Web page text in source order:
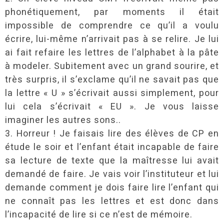
phonétiquement, par moments il était
impossible de comprendre ce qu’il a voulu
écrire, lui-même n’arrivait pas à se relire. Je lui
ai fait refaire les lettres de l’alphabet à la pâte
à modeler. Subitement avec un grand sourire, et
très surpris, il s’exclame qu’il ne savait pas que
la lettre « U » s’écrivait aussi simplement, pour
lui cela s’écrivait « EU ». Je vous laisse
imaginer les autres sons..
3. Horreur ! Je faisais lire des élèves de CP en
étude le soir et l’enfant était incapable de faire
sa lecture de texte que la maîtresse lui avait
demandé de faire. Je vais voir l’instituteur et lui
demande comment je dois faire lire l’enfant qui
ne connaît pas les lettres et est donc dans
l’incapacité de lire si ce n’est de mémoire.